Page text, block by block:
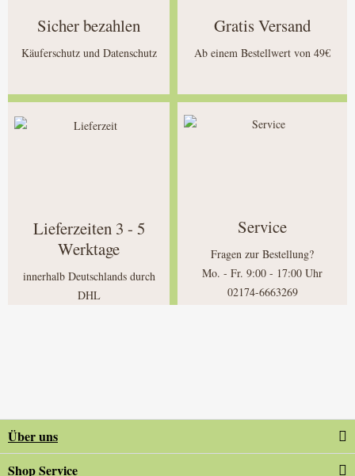
Sicher bezahlen
Käuferschutz und Datenschutz
Gratis Versand
Ab einem Bestellwert von 49€
Lieferzeiten 3 - 5
Werktage
innerhalb Deutschlands durch
DHL
Service
Fragen zur Bestellung?
Mo. - Fr. 9:00 - 17:00 Uhr
02174-6663269
Über uns
Shop Service